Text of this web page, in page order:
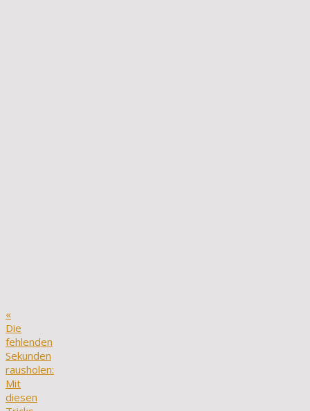
«
Die
fehlenden
Sekunden
rausholen:
Mit
diesen